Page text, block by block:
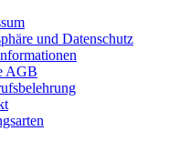
und Datenschutz
AGB